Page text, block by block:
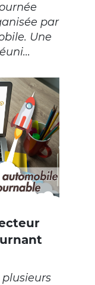
par
Une